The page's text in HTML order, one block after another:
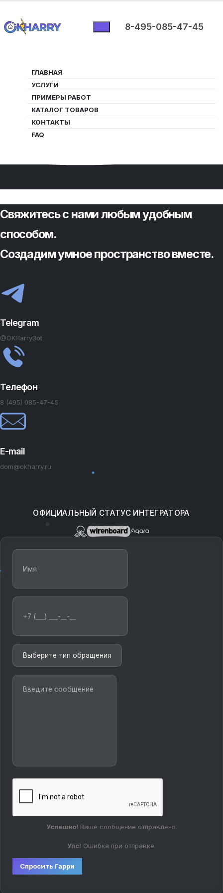
ГЛАВНАЯ
УСЛУГИ
ПРИМЕРЫ РАБОТ
КАТАЛОГ ТОВАРОВ
КОНТАКТЫ
FAQ
8-495-085-47-45
Гайды и инструкции
Свяжитесь с нами любым удобным
способом.
Создадим умное пространство вместе.
Telegram
@OKHarryBot
Телефон
8 (495) 085-47-45
E-mail
dom@okharry.ru
ОФИЦИАЛЬНЫЙ СТАТУС ИНТЕГРАТОРА
Успешно! Ваше сообщение отправлено.
Упс! Ошибка при отправке.
Спросить Гарри